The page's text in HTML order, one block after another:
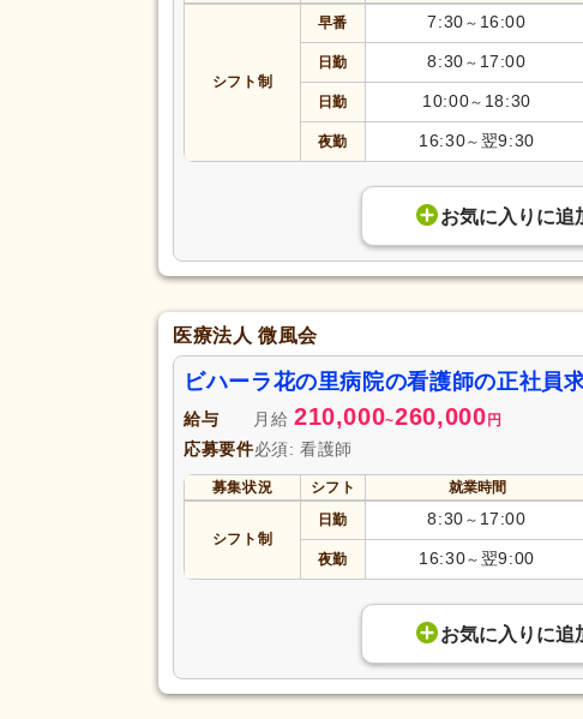
シフト制
早番 7:30 ～ 16:00
日勤 8:30 ～ 17:00
日勤 10:00～ 18:30
夜勤 16:30～ 翌9:30
お気に入り に追
医療法人 微風会
ビハーラ花の里病院の看護師の正社員
給与 月給 210,000~260,000 円
応募要件必須: 看護師
募集状況 シフト 就業時間
シフト制
日勤 8:30 ～ 17:00
夜勤 16:30～ 翌9:00
お気に入り に追